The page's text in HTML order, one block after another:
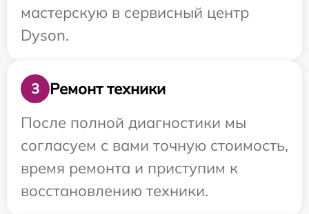
мастерскую в сервисный центр
Dyson.
3
Ремонт техники
После полной диагностики мы
согласуем с вами точную стоимость,
время ремонта и приступим к
восстановлению техники.